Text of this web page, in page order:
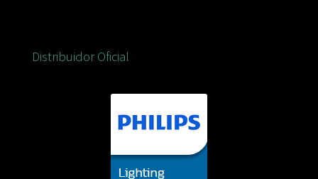
Distribuidor Oficial